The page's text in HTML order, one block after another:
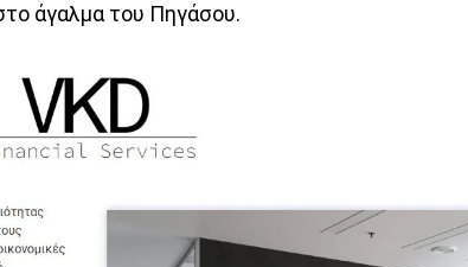
άγαλμα του Πηγάσου.